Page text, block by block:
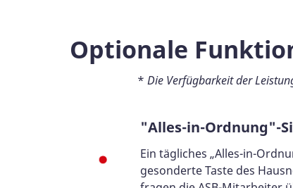
Optionale
* Die Verfügbarkeit der
"Alles-in-Ordnung"-
Ein tägliches „Alles-in-
gesonderte Taste des